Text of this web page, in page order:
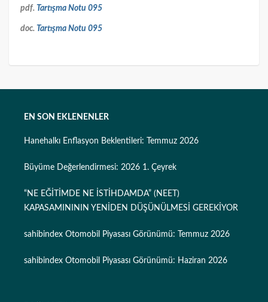
pdf. Tartışma Notu 095
doc. Tartışma Notu 095
EN SON EKLENENLER
Hanehalkı Enflasyon Beklentileri: Temmuz 2026
Büyüme Değerlendirmesi: 2026 1. Çeyrek
“NE EĞİTİMDE NE İSTİHDAMDA” (NEET)
KAPASAMINININ YENİDEN DÜŞÜNÜLMESİ GEREKİYOR
sahibindex Otomobil Piyasası Görünümü: Temmuz 2026
sahibindex Otomobil Piyasası Görünümü: Haziran 2026